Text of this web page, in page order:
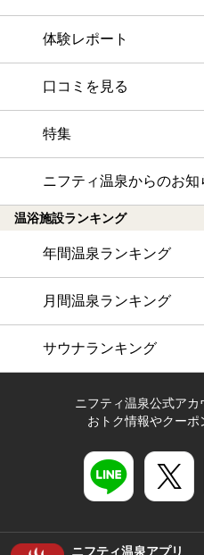
体験レポート
口コミを見る
特集
ニフティ温泉からのお知
温浴施設ランキング
年間温泉ランキング
月間温泉ランキング
サウナランキング
ニフティ温泉公式ア
おトク情報やクーポ
ニフティ温泉アプリ